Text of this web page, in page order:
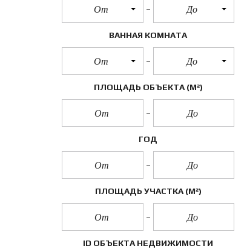
От До
ВАННАЯ КОМНАТА
От До
ПЛОЩАДЬ ОБЪЕКТА (М²)
ГОД
ПЛОЩАДЬ УЧАСТКА (М²)
ID ОБЪЕКТА НЕДВИЖИМОСТИ